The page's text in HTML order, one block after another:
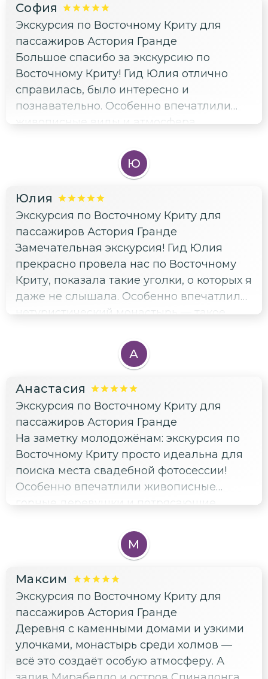
Особенно хочу отметить, как ловко Юлия
управлялась с таймингом — мы успели
посетить все запланированные места и
при этом никто не чувствовал спешки.
Даже те, кто обычно предпочитает
держаться в стороне, активно
участвовали в обсуждении и задавали
София
Экскурсия по Восточному Криту для
пассажиров Астория Гранде
Большое спасибо за экскурсию по
Восточному Криту! Гид Юлия отлично
справилась, было интересно и
познавательно. Особенно впечатлили
живописные виды и атмосфера
понравилось, что маршрут был продуман
таким образом, чтобы показать самые
рекомендовать эту экскурсию знакомым!
Ю
Юлия
Экскурсия по Восточному Криту для
пассажиров Астория Гранде
Замечательная экскурсия! Гид Юлия
прекрасно провела нас по Восточному
Криту, показала такие уголки, о которых я
даже не слышала. Особенно впечатлил
нетуристический монастырь — такое
залив Мирабелло просто
захватывающие. Спасибо за новые
рекомендовать эту экскурсию.
А
Анастасия
Экскурсия по Восточному Криту для
пассажиров Астория Гранде
На заметку молодожёнам: экскурсия по
Восточному Криту просто идеальна для
поиска места свадебной фотосессии!
Особенно впечатлили живописные
созданы для церемонии или фотосессии.
Тихая атмосфера нетуристического
прекрасным фоном для романтической
сцены, а виды на залив Мирабелло и
остров Спиналонга — просто
завораживают. Отдельно хочу
поблагодарить Юлию, нашего гида, за
профессионализм и терпение. Она
М
Максим
Экскурсия по Восточному Криту для
пассажиров Астория Гранде
Деревня с каменными домами и узкими
улочками, монастырь среди холмов —
всё это создаёт особую атмосферу. А